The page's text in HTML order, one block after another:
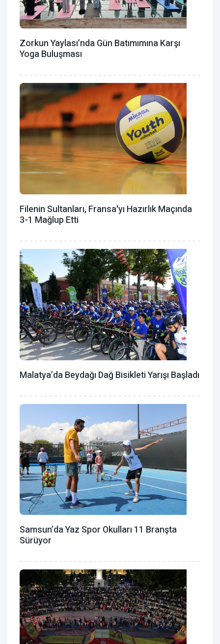
Zorkun Yaylası’nda Gün Batımımına Karşı
Yoga Buluşması
Filenin Sultanları, Fransa'yı Hazırlık Maçında
3-1 Mağlup Etti
Malatya’da Beydağı Dağ Bisikleti Yarışı Başladı
Samsun’da Yaz Spor Okulları 11 Branşta
Sürüyor